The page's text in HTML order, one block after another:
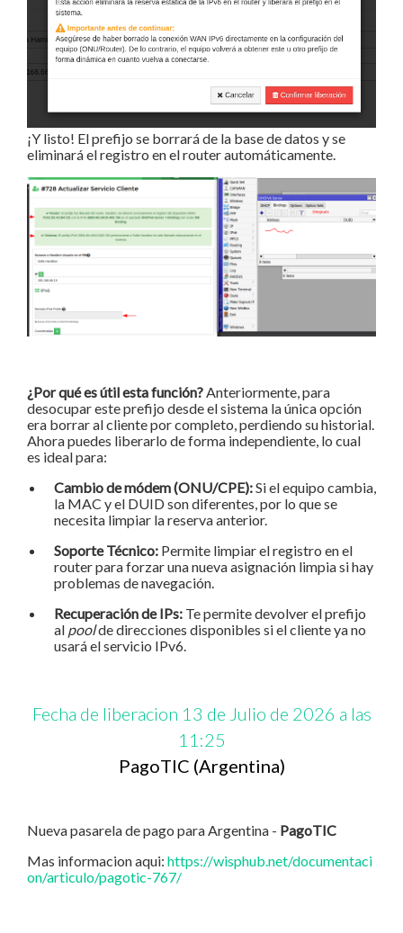
¡Y listo! El prefijo se borrará de la base de datos y se
eliminará el registro en el router automáticamente.
¿Por qué es útil esta función?Anteriormente, para
desocupar este prefijo desde el sistema la única opción
era borrar al cliente por completo, perdiendo su historial.
Ahora puedes liberarlo de forma independiente, lo cual
es ideal para:
Cambio de módem (ONU/CPE):Si el equipo cambia,
la MAC y el DUID son diferentes, por lo que se
necesita limpiar la reserva anterior.
Soporte Técnico: Permite limpiar el registro en el
router para forzar una nueva asignación limpia si hay
problemas de navegación.
Recuperación de IPs: Te permite devolver el prefijo
al poolde direcciones disponibles si el cliente ya no
usará el servicio IPv6.
Fecha de liberacion 13 de Julio de 2026 a las
11:25
PagoTIC (Argentina)
Nueva pasarela de pago para Argentina - PagoTIC
Mas informacion aqui: https://wisphub.net/documentaci
on/articulo/pagotic-767/